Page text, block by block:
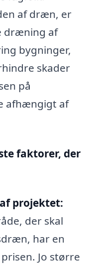
af dræn, er
dræning af
bygninger,
skader
på
afhængigt af
faktorer, der
projektet:
der skal
har en
Jo større